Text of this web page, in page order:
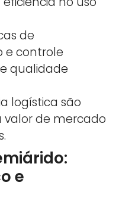
de
e controle
qualidade
logística são
de mercado
e